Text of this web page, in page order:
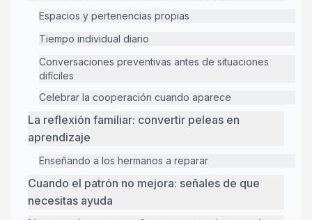
Espacios y pertenencias propias
Tiempo individual diario
Conversaciones preventivas antes de situaciones
difíciles
Celebrar la cooperación cuando aparece
La reflexión familiar: convertir peleas en
aprendizaje
Enseñando a los hermanos a reparar
Cuando el patrón no mejora: señales de que
necesitas ayuda